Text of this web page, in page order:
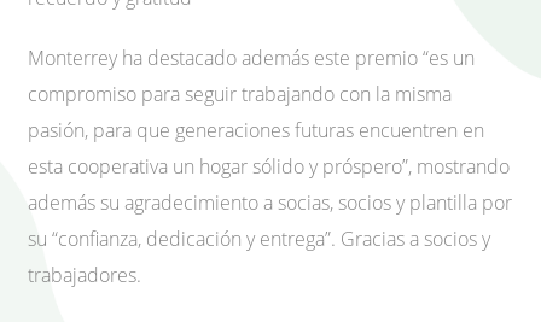
Monterrey ha destacado además este premio “es un
compromiso para seguir trabajando con la misma
pasión, para que generaciones futuras encuentren en
esta cooperativa un hogar sólido y próspero”, mostrando
además su agradecimiento a socias, socios y plantilla por
su “confianza, dedicación y entrega”. Gracias a socios y
trabajadores.